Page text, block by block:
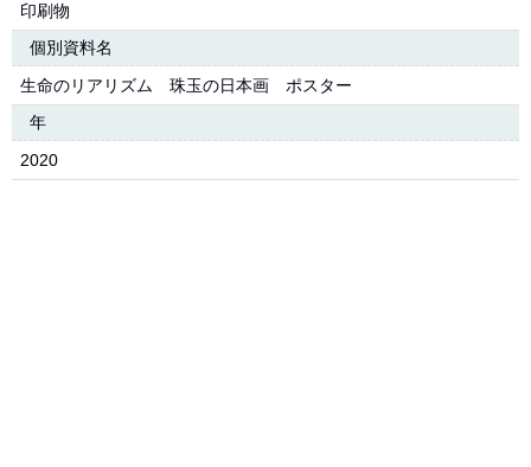
印刷物
個別資料名
生命のリアリズム 珠玉の日本画 ポスター
年
2020